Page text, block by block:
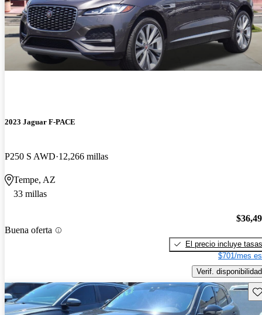
2023 Jaguar F-PACE
P250 S AWD 12,266 millas
Tempe, AZ
33 millas
Buena oferta
El precio incluye tasas
$701/mes
Verif. disponibilidad